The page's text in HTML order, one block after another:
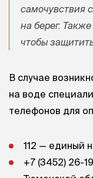
самочувствия
на берег.
чтобы
В случае
на воде
телефонов для
112 — единый
+7 (3452) 26-